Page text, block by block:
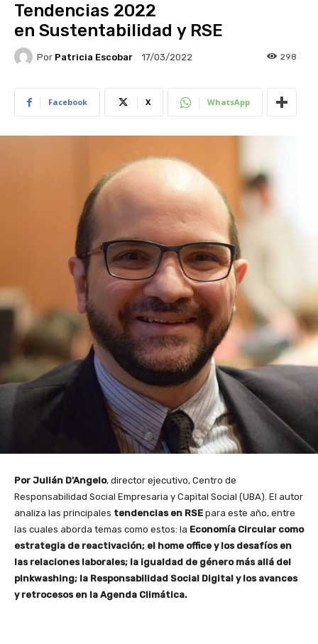
Tendencias 2022
en Sustentabilidad y RSE
Por Patricia Escobar 17/03/2022 298
Facebook X WhatsApp
Por Julián D’Angelo, director ejecutivo, Centro de
Responsabilidad Social Empresaria y Capital Social (UBA). El autor
analiza las principales tendencias en RSE para este año, entre
las cuales aborda temas como estos: la Economía Circular como
estrategia de reactivación; el home office y los desafíos en
las relaciones laborales; la igualdad de género más allá del
pinkwashing; la Responsabilidad Social Digital y los avances
y retrocesos en la Agenda Climática.